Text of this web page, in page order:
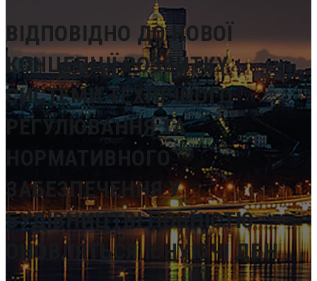
ВІДПОВІДНО ДО НОВОЇ
КОНЦЕПЦІЇ РОЗВИТКУ
СИСТЕМИ ТЕХНІЧНОГО
РЕГУЛЮВАННЯ ТА
НОРМАТИВНОГО
ЗАБЕЗПЕЧЕННЯ У
БУДІВНИЦТВІ ПОВНІСТЮ
ОНОВЛЯТЬСЯ ІСНУЮЧІ ДБН